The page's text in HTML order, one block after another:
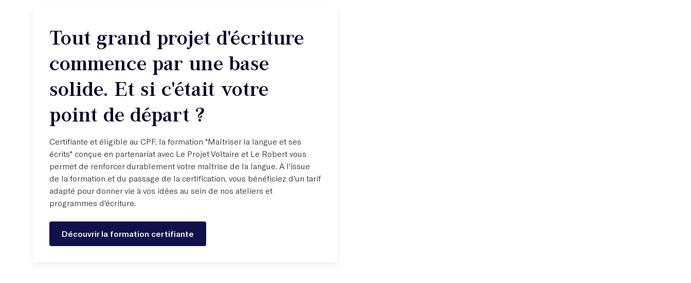
Tout grand projet d'écriture
commence par une base
solide. Et si c'était votre
point de départ ?
Certifiante et éligible au CPF, la formation "Maîtriser la langue et ses
écrits" conçue en partenariat avec Le Projet Voltaire et Le Robert vous
permet de renforcer durablement votre maîtrise de la langue. À l'issue
de la formation et du passage de la certification, vous bénéficiez d'un tarif
adapté pour donner vie à vos idées au sein de nos ateliers et
programmes d'écriture.
Découvrir la formation certifiante